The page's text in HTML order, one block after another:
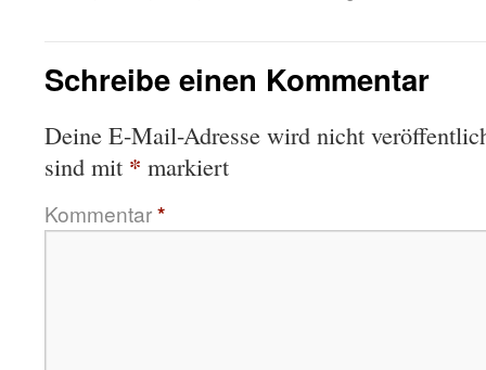
Schreibe einen Kommentar
Deine E-Mail-Adresse wird nicht
sind mit * markiert
Kommentar*